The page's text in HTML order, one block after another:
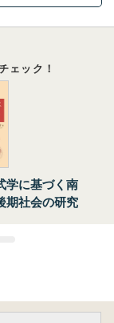
ェック！
学に基づく南
期社会の研究